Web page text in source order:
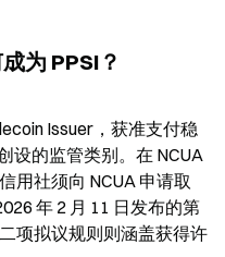
为 PPSI？
Issuer，获准支付稳
设的监管类别。在 NCUA
用社须向 NCUA 申请取
年 2 月 11 日发布的第
项拟议规则则涵盖获得许